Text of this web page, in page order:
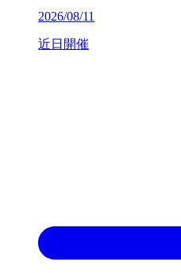
2026/08/11
近日開催